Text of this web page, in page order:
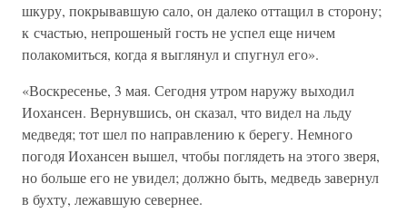
шкуру, покрывавшую сало, он далеко оттащил в сторону;
к счастью, непрошеный гость не успел еще ничем
полакомиться, когда я выглянул и спугнул его».
«Воскресенье, 3 мая. Сегодня утром наружу выходил
Иохансен. Вернувшись, он сказал, что видел на льду
медведя; тот шел по направлению к берегу. Немного
погодя Иохансен вышел, чтобы поглядеть на этого зверя,
но больше его не увидел; должно быть, медведь завернул
в бухту, лежавшую севернее.